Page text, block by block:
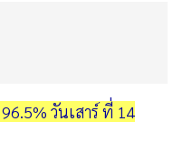
วันเสาร์ ที่ 14